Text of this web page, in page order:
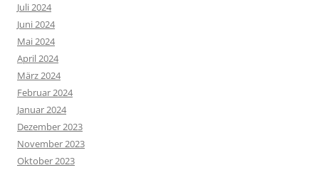
Juli 2024
Juni 2024
Mai 2024
April 2024
März 2024
Februar 2024
Januar 2024
Dezember 2023
November 2023
Oktober 2023